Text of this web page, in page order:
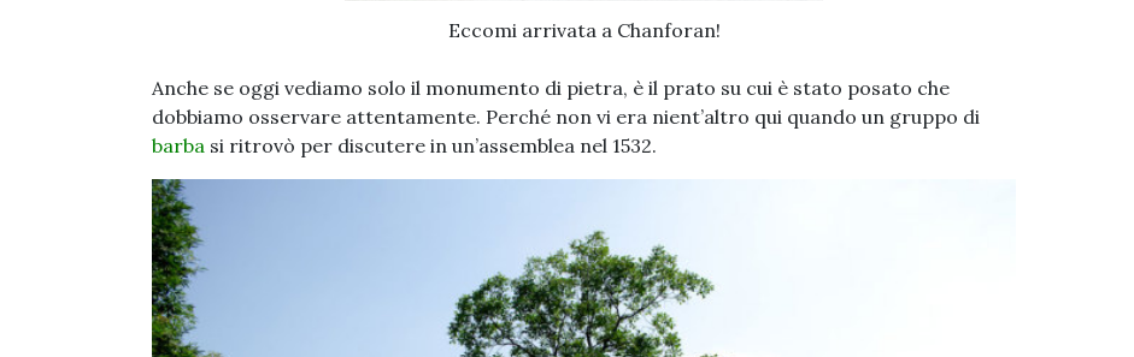
Eccomi arrivata a Chanforan!
Anche se oggi vediamo solo il monumento di pietra, è il prato su cui è stato posato che
dobbiamo osservare attentamente. Perché non vi era nient’altro qui quando un gruppo di
barba si ritrovò per discutere in un’assemblea nel 1532.